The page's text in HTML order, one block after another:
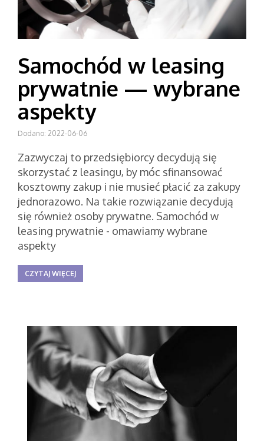
Samochód w leasing
prywatnie — wybrane
aspekty
Dodano: 2022-06-06
Zazwyczaj to przedsiębiorcy decydują się
skorzystać z leasingu, by móc sfinansować
kosztowny zakup i nie musieć płacić za zakupy
jednorazowo. Na takie rozwiązanie decydują
się również osoby prywatne. Samochód w
leasing prywatnie - omawiamy wybrane
aspekty
CZYTAJ WIĘCEJ